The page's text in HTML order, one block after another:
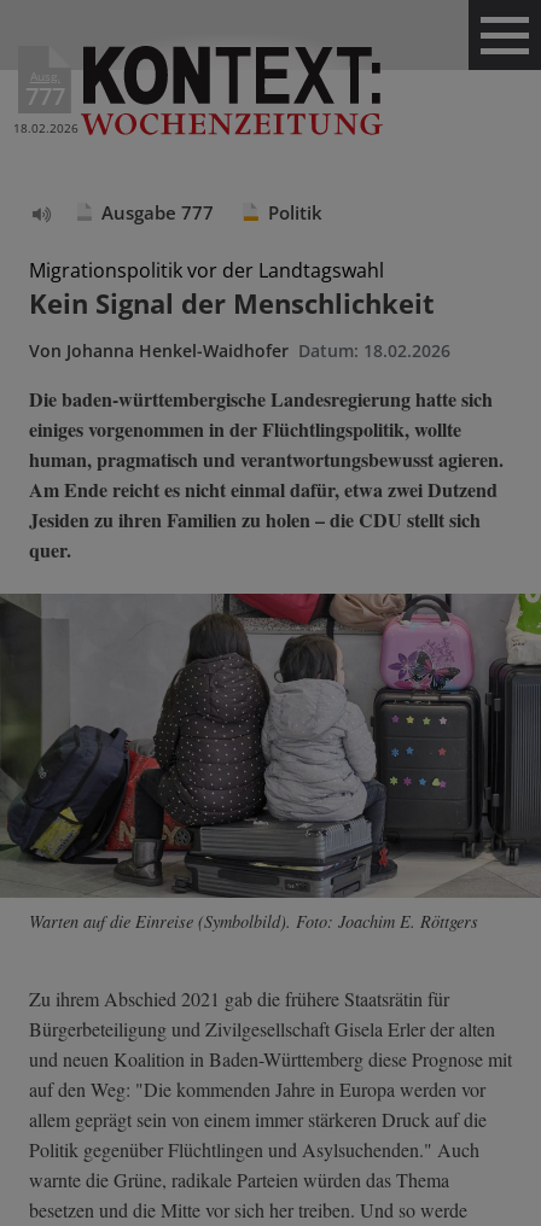
Ausg.
777
18.02.2026
vorlesen
Ausgabe 777 Politik
Migrationspolitik vor der Landtagswahl
Kein Signal der Menschlichkeit
Von Johanna Henkel-Waidhofer Datum: 18.02.2026
Die baden-württembergische Landesregierung hatte sich
einiges vorgenommen in der Flüchtlingspolitik, wollte
human, pragmatisch und verantwortungsbewusst agieren.
Am Ende reicht es nicht einmal dafür, etwa zwei Dutzend
Jesiden zu ihren Familien zu holen – die CDU stellt sich
quer.
Warten auf die Einreise (Symbolbild). Foto: Joachim E. Röttgers
Zu ihrem Abschied 2021 gab die frühere Staatsrätin für
Bürgerbeteiligung und Zivilgesellschaft Gisela Erler der alten
und neuen Koalition in Baden-Württemberg diese Prognose mit
auf den Weg: "Die kommenden Jahre in Europa werden vor
allem geprägt sein von einem immer stärkeren Druck auf die
Politik gegenüber Flüchtlingen und Asylsuchenden." Auch
warnte die Grüne, radikale Parteien würden das Thema
besetzen und die Mitte vor sich her treiben. Und so werde